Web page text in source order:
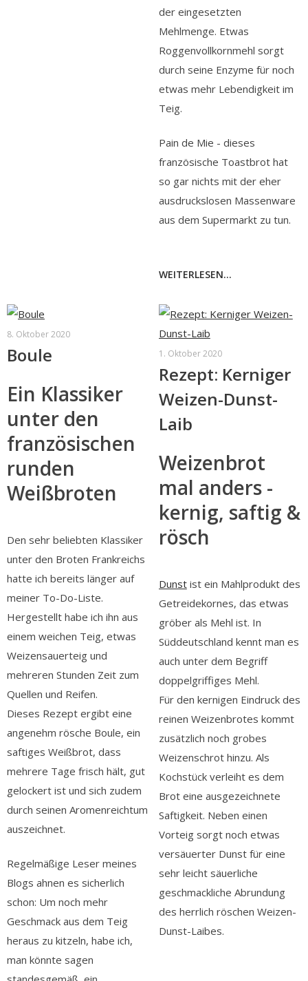
der eingesetzten
Mehlmenge. Etwas
Roggenvollkornmehl sorgt
durch seine Enzyme für noch
etwas mehr Lebendigkeit im
Teig.
Pain de Mie - dieses
französische Toastbrot hat
so gar nichts mit der eher
ausdruckslosen Massenware
aus dem Supermarkt zu tun.
WEITERLESEN...
8. Oktober 2020
Boule
Ein Klassiker
unter den
französischen
runden
Weißbroten
Den sehr beliebten Klassiker
unter den Broten Frankreichs
hatte ich bereits länger auf
meiner To-Do-Liste.
Hergestellt habe ich ihn aus
einem weichen Teig, etwas
Weizensauerteig und
mehreren Stunden Zeit zum
Quellen und Reifen.
Dieses Rezept ergibt eine
angenehm rösche Boule, ein
saftiges Weißbrot, dass
mehrere Tage frisch hält, gut
gelockert ist und sich zudem
durch seinen Aromenreichtum
auszeichnet.
Regelmäßige Leser meines
Blogs ahnen es sicherlich
schon: Um noch mehr
Geschmack aus dem Teig
heraus zu kitzeln, habe ich,
man könnte sagen
1. Oktober 2020
Rezept: Kerniger
Weizen-Dunst-
Laib
Weizenbrot
mal anders -
kernig, saftig &
rösch
Dunstist ein Mahlprodukt des
Getreidekornes, das etwas
gröber als Mehl ist. In
Süddeutschland kennt man es
auch unter dem Begriff
doppelgriffiges Mehl.
Für den kernigen Eindruck des
reinen Weizenbrotes kommt
zusätzlich noch grobes
Weizenschrot hinzu. Als
Kochstück verleiht es dem
Brot eine ausgezeichnete
Saftigkeit. Neben einen
Vorteig sorgt noch etwas
versäuerter Dunst für eine
sehr leicht säuerliche
geschmackliche Abrundung
des herrlich röschen Weizen-
Dunst-Laibes.